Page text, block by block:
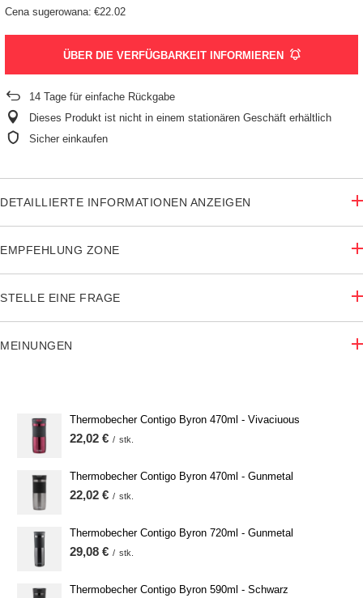
Cena sugerowana: €22.02
ÜBER DIE VERFÜGBARKEIT INFORMIEREN
14 Tage für einfache Rückgabe
Dieses Produkt ist nicht in einem stationären Geschäft erhältlich
Sicher einkaufen
DETAILLIERTE INFORMATIONEN ANZEIGEN
EMPFEHLUNG ZONE
STELLE EINE FRAGE
MEINUNGEN
Thermobecher Contigo Byron 470ml - Vivaciuous
22,02 € / stk.
Thermobecher Contigo Byron 470ml - Gunmetal
22,02 € / stk.
Thermobecher Contigo Byron 720ml - Gunmetal
29,08 € / stk.
Thermobecher Contigo Byron 590ml - Schwarz